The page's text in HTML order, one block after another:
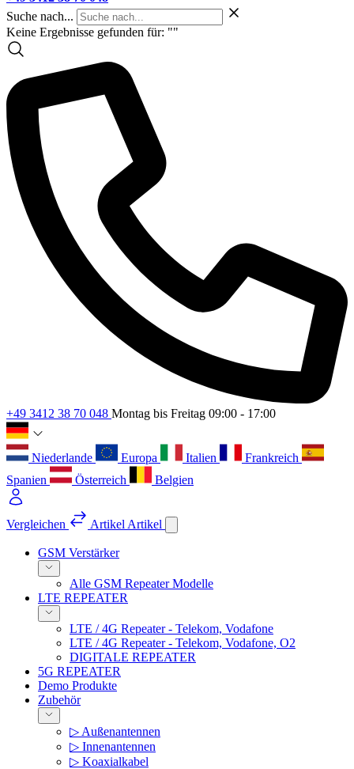
Suche nach...
Keine Ergebnisse gefunden für: ""
+49 3412 38 70 048 Montag bis Freitag 09:00 - 17:00
Niederlande Europa Italien
Frankreich
Spanien
Österreich Belgien
Vergleichen Artikel Artikel
GSM Verstärker
Alle GSM Repeater Modelle
LTE REPEATER
LTE / 4G Repeater - Telekom, Vodafone
LTE / 4G Repeater - Telekom, Vodafone, O2
DIGITALE REPEATER
5G REPEATER
Demo Produkte
Zubehör
▷ Außenantennen
▷ Innenantennen
▷ Koaxialkabel